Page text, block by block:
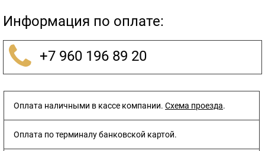
Информация по оплате:
+7 960 196 89 20
Оплата наличными в кассе компании. Схема проезда.
Оплата по терминалу банковской картой.